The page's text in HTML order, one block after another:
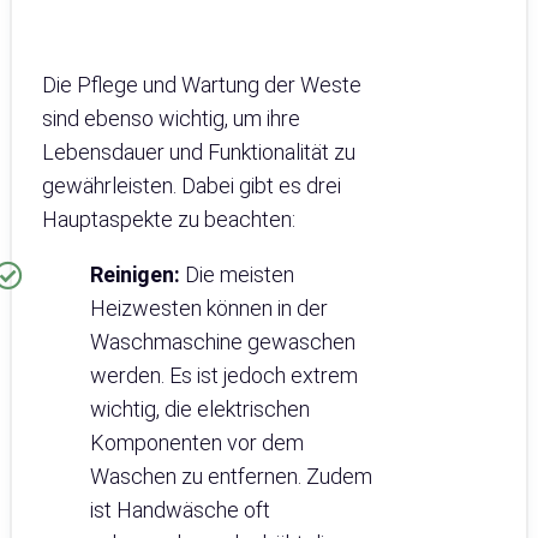
Die Pflege und Wartung der Weste
sind ebenso wichtig, um ihre
Lebensdauer und Funktionalität zu
gewährleisten. Dabei gibt es drei
Hauptaspekte zu beachten:
Reinigen: Die meisten
Heizwesten können in der
Waschmaschine gewaschen
werden. Es ist jedoch extrem
wichtig, die elektrischen
Komponenten vor dem
Waschen zu entfernen. Zudem
ist Handwäsche oft